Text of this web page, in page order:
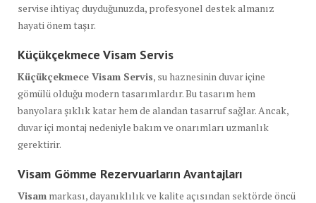
servise ihtiyaç duyduğunuzda, profesyonel destek almanız
hayati önem taşır.
Küçükçekmece Visam Servis
Küçükçekmece Visam Servis, su haznesinin duvar içine
gömülü olduğu modern tasarımlardır. Bu tasarım hem
banyolara şıklık katar hem de alandan tasarruf sağlar. Ancak,
duvar içi montaj nedeniyle bakım ve onarımları uzmanlık
gerektirir.
Visam Gömme Rezervuarların Avantajları
Visam markası, dayanıklılık ve kalite açısından sektörde öncü